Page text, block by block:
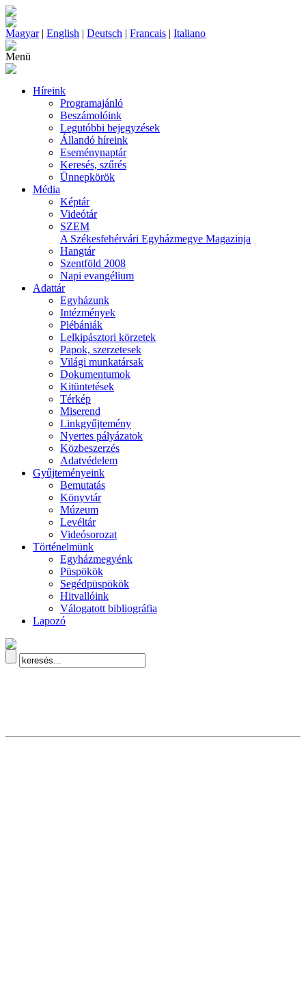
Magyar| English | Deutsch | Francais | Italiano
Menü
Híreink
Programajánló
Beszámolóink
Legutóbbi bejegyzések
Állandó híreink
Eseménynaptár
Keresés, szűrés
Ünnepkörök
Média
Képtár
Videótár
SZEM
A Székesfehérvári Egyházmegye Magazinja
Hangtár
Szentföld 2008
Napi evangélium
Adattár
Egyházunk
Intézmények
Plébániák
Lelkipásztori körzetek
Papok, szerzetesek
Világi munkatársak
Dokumentumok
Kitüntetések
Térkép
Miserend
Linkgyűjtemény
Nyertes pályázatok
Közbeszerzés
Adatvédelem
Gyűjteményeink
Bemutatás
Könyvtár
Múzeum
Levéltár
Videósorozat
Történelmünk
Egyházmegyénk
Püspökök
Segédpüspökök
Hitvallóink
Válogatott bibliográfia
Lapozó